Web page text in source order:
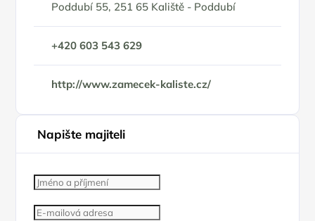
Poddubí 55, 251 65 Kaliště - Poddubí
+420 603 543 629
http://www.zamecek-kaliste.cz/
Napište majiteli